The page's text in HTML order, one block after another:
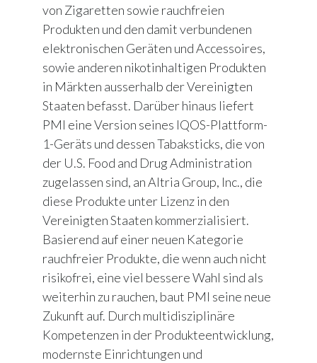
von Zigaretten sowie rauchfreien
Produkten und den damit verbundenen
elektronischen Geräten und Accessoires,
sowie anderen nikotinhaltigen Produkten
in Märkten ausserhalb der Vereinigten
Staaten befasst. Darüber hinaus liefert
PMI eine Version seines IQOS-Plattform-
1-Geräts und dessen Tabaksticks, die von
der U.S. Food and Drug Administration
zugelassen sind, an Altria Group, Inc., die
diese Produkte unter Lizenz in den
Vereinigten Staaten kommerzialisiert.
Basierend auf einer neuen Kategorie
rauchfreier Produkte, die wenn auch nicht
risikofrei, eine viel bessere Wahl sind als
weiterhin zu rauchen, baut PMI seine neue
Zukunft auf. Durch multidisziplinäre
Kompetenzen in der Produkteentwicklung,
modernste Einrichtungen und